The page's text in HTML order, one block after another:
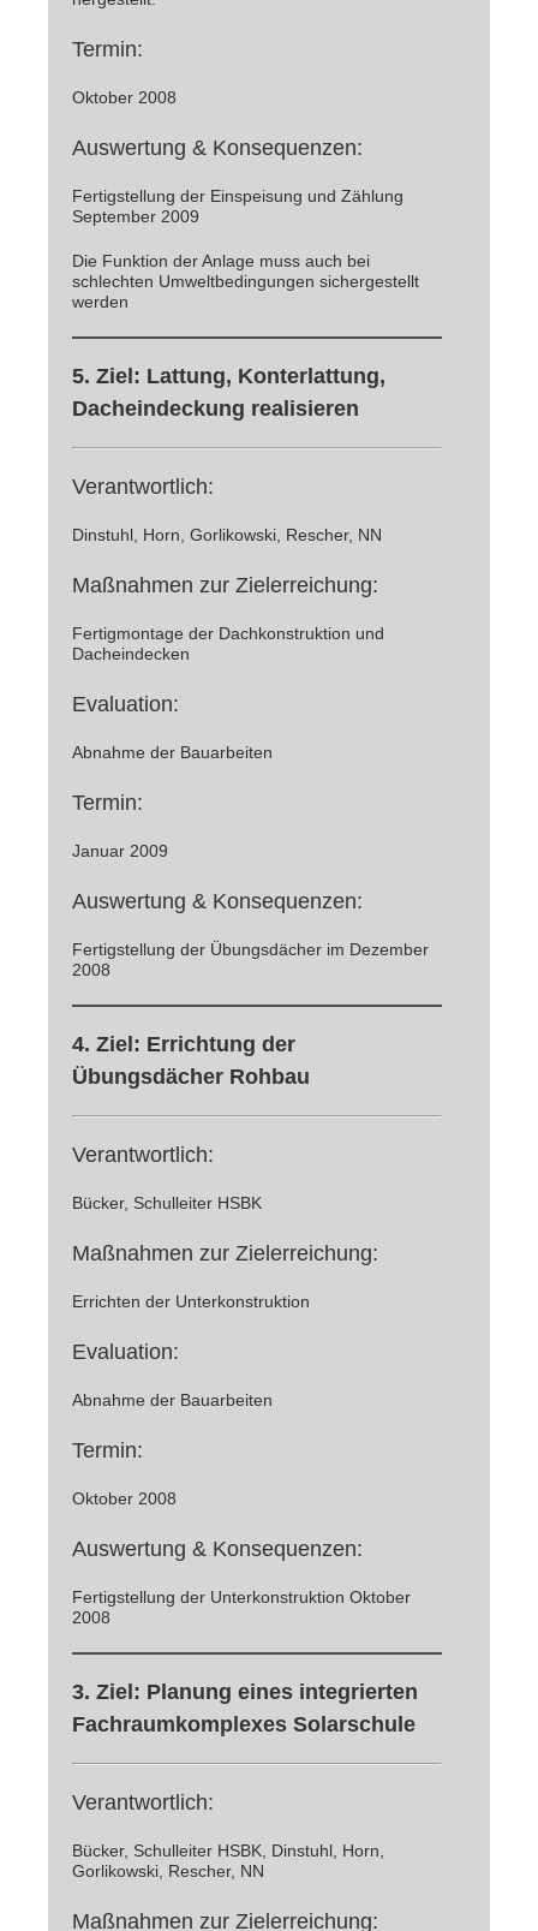
Termin:
Oktober 2008
Auswertung & Konsequenzen:
Fertigstellung der Einspeisung und Zählung
September 2009
Die Funktion der Anlage muss auch bei
schlechten Umweltbedingungen sichergestellt
werden
5. Ziel: Lattung, Konterlattung,
Dacheindeckung realisieren
Verantwortlich:
Dinstuhl, Horn, Gorlikowski, Rescher, NN
Maßnahmen zur Zielerreichung:
Fertigmontage der Dachkonstruktion und
Dacheindecken
Evaluation:
Abnahme der Bauarbeiten
Termin:
Januar 2009
Auswertung & Konsequenzen:
Fertigstellung der Übungsdächer im Dezember
2008
4. Ziel: Errichtung der
Übungsdächer Rohbau
Verantwortlich:
Bücker, Schulleiter HSBK
Maßnahmen zur Zielerreichung:
Errichten der Unterkonstruktion
Evaluation:
Abnahme der Bauarbeiten
Termin:
Oktober 2008
Auswertung & Konsequenzen:
Fertigstellung der Unterkonstruktion Oktober
2008
3. Ziel: Planung eines integrierten
Fachraumkomplexes Solarschule
Verantwortlich:
Bücker, Schulleiter HSBK, Dinstuhl, Horn,
Gorlikowski, Rescher, NN
Maßnahmen zur Zielerreichung: